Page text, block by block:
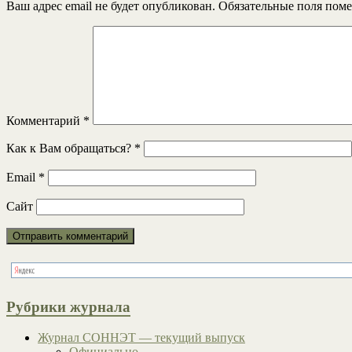
Ваш адрес email не будет опубликован. Обязательные поля
Комментарий *
Как к Вам обращаться? *
Email *
Сайт
Рубрики журнала
Журнал СОННЭТ — текущий выпуск